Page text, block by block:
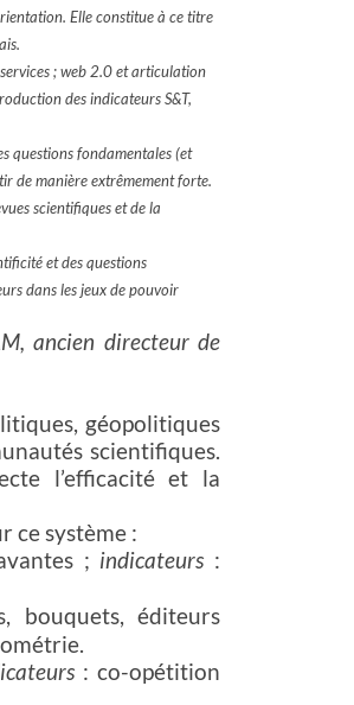
Elle constitue à ce titre
; web 2.0 et articulation
des indicateurs S&T,
questions fondamentales (et
de manière extrêmement forte.
scientifiques et de la
et des questions
dans les jeux de pouvoir
ancien directeur de
géopolitiques
scientifiques.
l’efficacité et la
ce système :
; indicateurs :
bouquets, éditeurs
: co-opétition